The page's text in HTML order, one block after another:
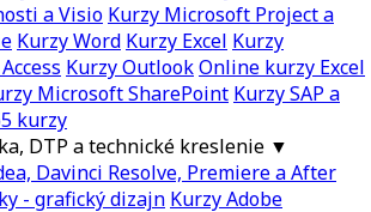
a Visio Kurzy Microsoft Project a
Kurzy Word Kurzy Excel Kurzy
Kurzy OutlookOnline kurzy Excel
Microsoft SharePoint Kurzy SAP a
kurzy
DTP a technické kreslenie ▼
Davinci Resolve, Premiere a After
- grafický dizajn Kurzy Adobe